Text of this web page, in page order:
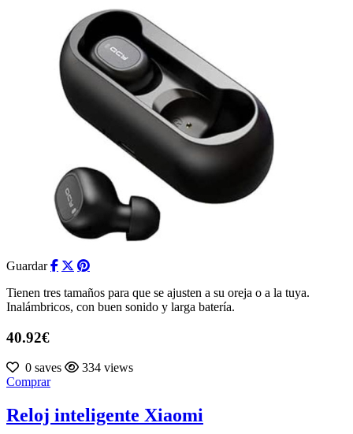
Guardar
Tienen tres tamaños para que se ajusten a su oreja o a la tuya.
Inalámbricos, con buen sonido y larga batería.
40.92€
0 saves
334 views
Comprar
Reloj inteligente Xiaomi